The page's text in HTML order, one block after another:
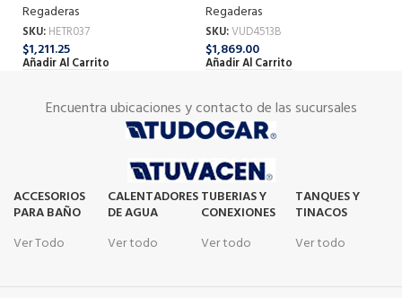
Regaderas
SKU: HETR037
$1,211.25
Añadir Al Carrito
Regaderas
SKU:VUD4513B
$1,869.00
Añadir Al Carrito
Encuentra ubicaciones y contacto de las sucursales
ACCESORIOS
PARA BAÑO
Ver Todo
CALENTADORES
DE AGUA
Ver todo
TUBERIAS Y
CONEXIONES
Ver todo
TANQUES Y
TINACOS
Ver todo